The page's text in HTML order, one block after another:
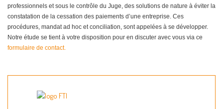
professionnels et sous le contrôle du Juge, des solutions de nature à éviter la
constatation de la cessation des paiements d’une entreprise. Ces
procédures, mandat ad hoc et conciliation, sont appelées à se développer.
Notre étude se tient à votre disposition pour en discuter avec vous via ce
formulaire de contact.